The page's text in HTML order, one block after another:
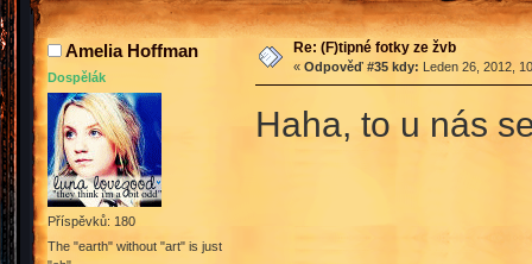
Amelia Hoffman
Dospělák
Příspěvků: 180
The "earth" without "art" is just
Re: (F)tipné fotky ze žvb
« Odpověď #35 kdy: Leden 26, 2012,
Haha, to u nás